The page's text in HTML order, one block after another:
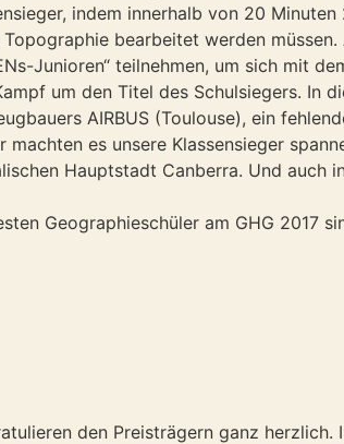
indem innerhalb von 20
bearbeitet werden
Junioren“ teilnehmen, um sich mit
um den Titel des Schulsiegers. In
AIRBUS (Toulouse), ein
machten es unsere Klassensieger
Hauptstadt Canberra. Und auch
Geographieschüler am GHG 2017
den Preisträgern ganz